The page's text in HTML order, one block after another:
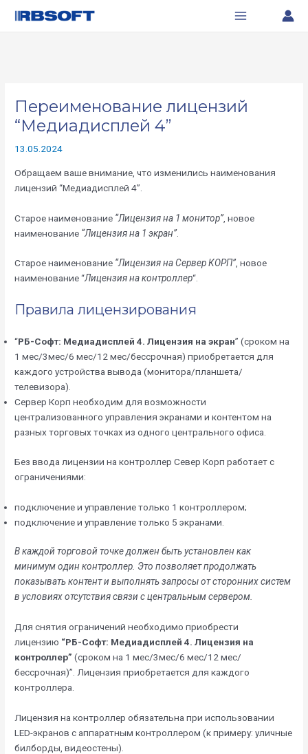
Main
Переименование лицензий
“Медиадисплей 4”
13.05.2024
Обращаем ваше внимание, что изменились наименования
лицензий “Медиадисплей 4”.
Старое наименование “Лицензия на 1 монитор”, новое
наименование “Лицензия на 1 экран”.
Старое наименование “Лицензия на Сервер КОРП”, новое
наименование “Лицензия на контроллер“.
Правила лицензирования
“РБ-Софт: Медиадисплей 4. Лицензия на экран” (сроком на
1 мес/3мес/6 мес/12 мес/бессрочная) приобретается для
каждого устройства вывода (монитора/планшета/
телевизора).
Сервер Корп необходим для возможности
централизованного управления экранами и контентом на
разных торговых точках из одного центрального офиса.
Без ввода лицензии на контроллер Север Корп работает с
ограничениями:
подключение и управление только 1 контроллером;
подключение и управление только 5 экранами.
В каждой торговой точке должен быть установлен как
минимум один контроллер. Это позволяет продолжать
показывать контент и выполнять запросы от сторонних систем
в условиях отсутствия связи с центральным сервером.
Для снятия ограничений необходимо приобрести
лицензию “РБ-Софт: Медиадисплей 4. Лицензия на
контроллер” (сроком на 1 мес/3мес/6 мес/12 мес/
бессрочная)”. Лицензия приобретается для каждого
контроллера.
Лицензия на контроллер обязательна при использовании
LED-экранов с аппаратным контроллером (к примеру: уличные
билборды, видеостены).
по